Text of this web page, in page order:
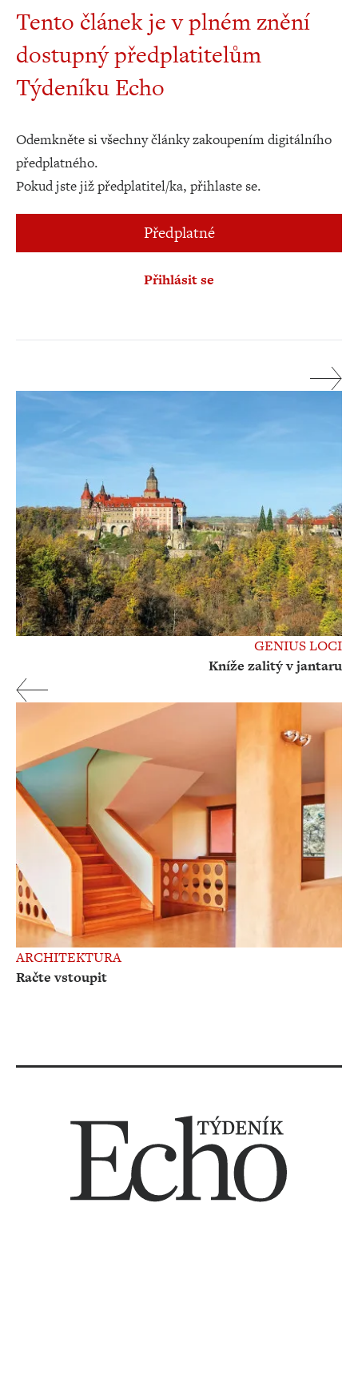
Tento článek je v plném znění
dostupný předplatitelům
Týdeníku Echo
Odemkněte si všechny články zakoupením digitálního
předplatného.
Pokud jste již předplatitel/ka, přihlaste se.
Předplatné
Přihlásit se
GENIUS LOCI
Kníže zalitý v jantaru
ARCHITEKTURA
Račte vstoupit